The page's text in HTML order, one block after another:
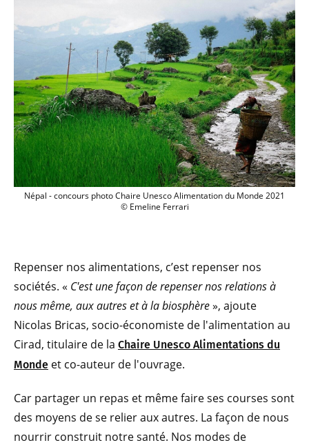
Népal - concours photo Chaire Unesco
Népal - concours photo Chaire Unesco Alimentation du Monde 2021
© Emeline Ferrari
Repenser nos alimentations, c’est repenser nos
sociétés. « C'est une façon de repenser nos relations à
nous même, aux autres et à la biosphère», ajoute
Nicolas Bricas, socio-économiste de l'alimentation au
Cirad, titulaire de la Chaire Unesco Alimentations du
Monde et co-auteur de l'ouvrage.
Car partager un repas et même faire ses courses sont
des moyens de se relier aux autres. La façon de nous
nourrir construit notre santé. Nos modes de